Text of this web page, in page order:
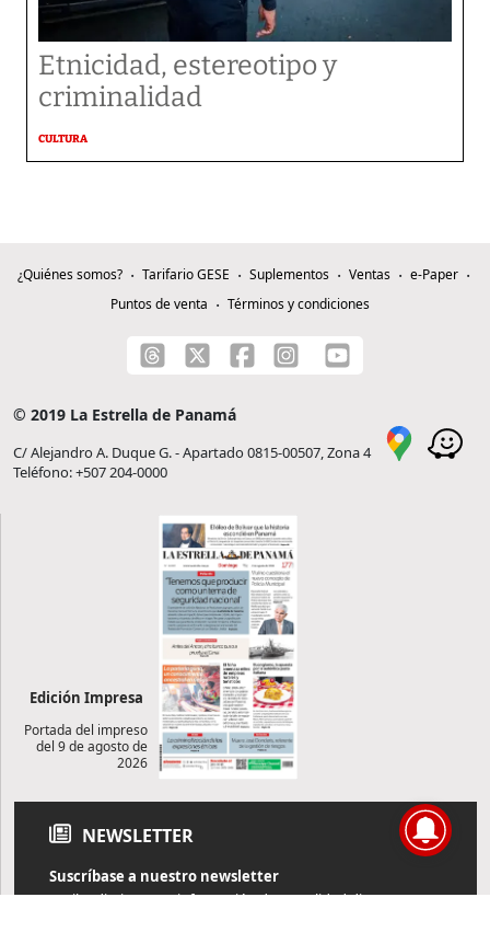
Etnicidad, estereotipo y
criminalidad
CULTURA
¿Quiénes somos? Tarifario GESE Suplementos Ventas
e-Paper
Puntos de venta
Términos y condiciones
© 2019 La Estrella de Panamá
C/ Alejandro A. Duque G. - Apartado 0815-00507, Zona 4
Teléfono: +507 204-0000
Edición Impresa
Portada del impreso
del 9 de agosto de
2026
NEWSLETTER
Suscríbase a nuestro newsletter
Reciba diariamente información de actualidad directamente en